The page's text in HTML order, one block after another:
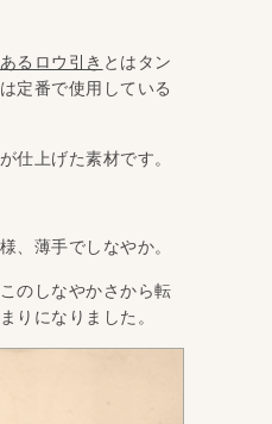
るロウ引き とはタン
定番で使用している
仕上げた素材です。
、薄手でしなやか。
のしなやかさから転
りになりました。